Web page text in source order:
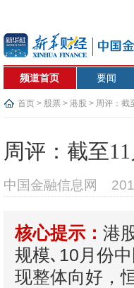
频道首页 要闻
首页 > 股票 > 港股 > 周评：截
周评：截至
中国金融信息网
核心提示： 港
规模､10月份
现整体向好，